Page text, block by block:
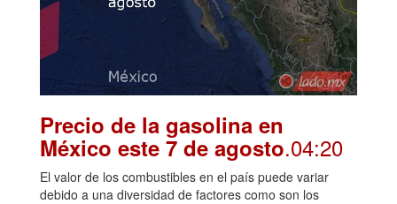
Precio de la gasolina en
México este 7 de agosto.04:20
El valor de los combustibles en el país puede variar
debido a una diversidad de factores como son los